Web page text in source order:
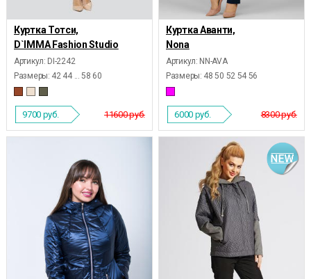
Куртка Тотси,
D`IMMA Fashion Studio
Артикул: DI-2242
Размеры: 42 44 ... 58 60
11600 руб.
9700 руб.
Куртка Аванти,
Nona
Артикул: NN-AVA
Размеры: 48 50 52 54 56
8300 руб.
6000 руб.